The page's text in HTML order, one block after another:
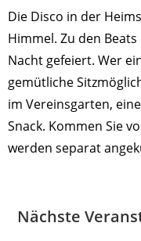
Die Disco in der
Himmel. Zu den
Nacht gefeiert. Wer
gemütliche
im Vereinsgarten,
Snack. Kommen Sie
werden separat
Nächste